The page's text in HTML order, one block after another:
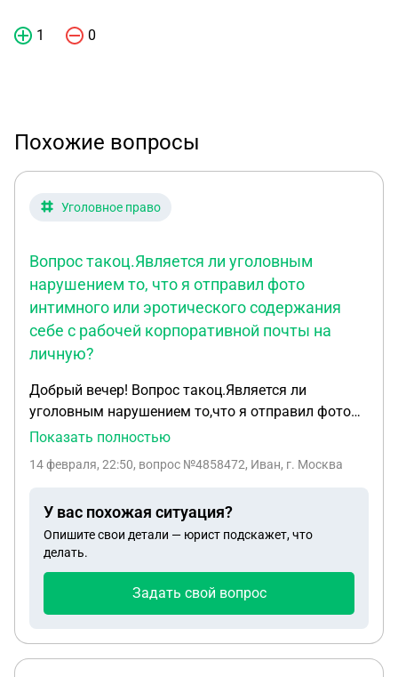
1 0
Похожие вопросы
Уголовное право
Вопрос такоц.Является ли уголовным
нарушением то, что я отправил фото
интимного или эротического содержания
себе с рабочей корпоративной почты на
личную?
Добрый вечер! Вопрос такоц.Является ли
уголовным нарушением то,что я отправил фото
интимного или эротического содержания себе с
понимаю,что нет,потому что отправил чисто себе
Показать полностью
14 февраля, 22:50, вопрос №4858472, Иван, г. Москва
У вас похожая ситуация?
Опишите свои детали — юрист подскажет, что
делать.
Задать свой вопрос